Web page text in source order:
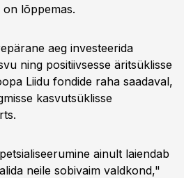
on lõppemas.
aeg investeerida
ning positiivsesse äritsüklisse
Liidu fondide raha saadaval,
kasvutsüklisse
ainult laiendab
neile sobivaim valdkond,"